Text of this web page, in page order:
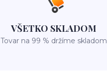
VŠETKO SKLADOM
Tovar na 99 % držíme skladom